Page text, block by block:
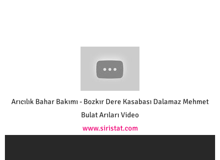
Arıcılık Bahar Bakımı - Bozkır Dere Kasabası Dalamaz Mehmet
Bulat Arıları Video
www.siristat.com